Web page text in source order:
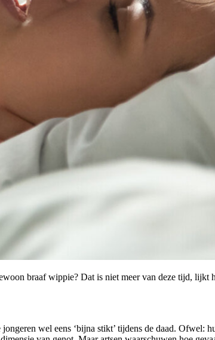
braaf wippie? Dat is niet meer van deze tijd, lijkt
wel eens ‘bijna stikt’ tijdens de daad. Ofwel: